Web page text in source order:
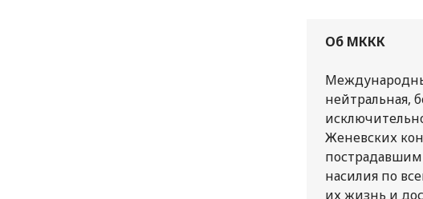
Об МККК
нейтральная,
Женевских
насилия по
их жизнь и